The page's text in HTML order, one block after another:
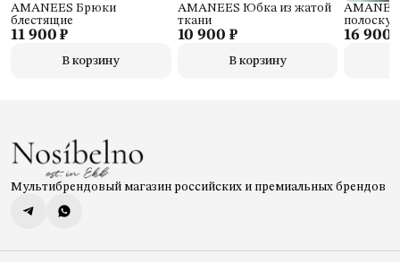
11 900 ₽
AMANEES Брюки
блестящие
В корзину
10 900 ₽
AMANEES Юбка из жатой
ткани
В корзину
16 900
полоску
Мультибрендовый магазин российских и премиальных брендов